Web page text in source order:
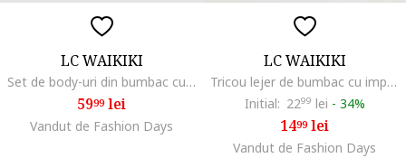
LC WAIKIKI
Set de body-uri din bumbac cu imprimeu - 2 piese, Gri inchis/Bej deschis
5999lei
Vandut de Fashion Days
LC WAIKIKI
Tricou lejer de bumbac cu imprimeu frontal, Alb/Maro
Initial: 2299 lei - 34%
1499lei
Vandut de Fashion Days